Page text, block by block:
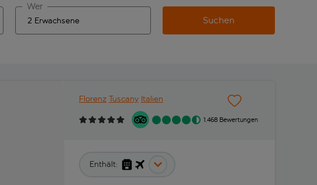
Wer
Suchen
Florenz Tuscany Italien
1.468 Bewertungen
Enthält: